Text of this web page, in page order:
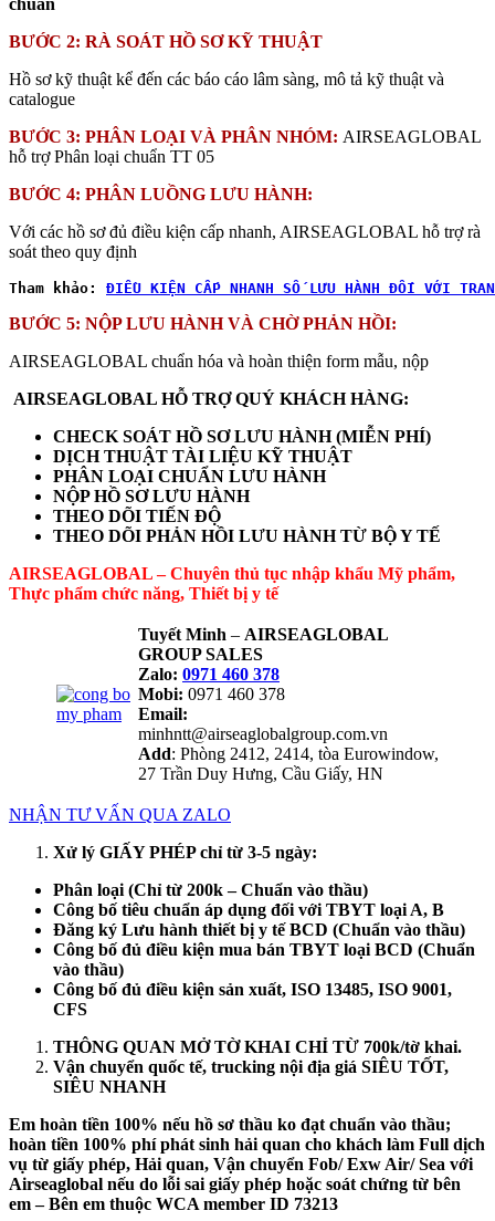
BƯỚC 2: RÀ SOÁT HỒ SƠ KỸ THUẬT
Hồ sơ kỹ thuật kể đến các báo cáo lâm sàng, mô tả kỹ thuật và
catalogue
BƯỚC 3: PHÂN LOẠI VÀ PHÂN NHÓM: AIRSEAGLOBAL
hỗ trợ Phân loại chuẩn TT 05
BƯỚC 4: PHÂN LUỒNG LƯU HÀNH:
Với các hồ sơ đủ điều kiện cấp nhanh, AIRSEAGLOBAL hỗ trợ rà
soát theo quy định
Tham khảo: ĐIỀU KIỆN CẤP NHANH SỐ LƯU HÀNH ĐỐI VỚI
BƯỚC 5: NỘP LƯU HÀNH VÀ CHỜ PHẢN HỒI:
AIRSEAGLOBAL chuẩn hóa và hoàn thiện form mẫu, nộp
AIRSEAGLOBAL HỖ TRỢ QUÝ KHÁCH HÀNG:
CHECK SOÁT HỒ SƠ LƯU HÀNH (MIỄN PHÍ)
DỊCH THUẬT TÀI LIỆU KỸ THUẬT
PHÂN LOẠI CHUẨN LƯU HÀNH
NỘP HỒ SƠ LƯU HÀNH
THEO DÕI TIẾN ĐỘ
THEO DÕI PHẢN HỒI LƯU HÀNH TỪ BỘ Y TẾ
AIRSEAGLOBAL – Chuyên thủ tục nhập khẩu Mỹ phẩm,
Thực phẩm chức năng, Thiết bị y tế
Tuyết Minh – AIRSEAGLOBAL
GROUP SALES
Zalo: 0971 460 378
Mobi: 0971 460 378
Email:
minhntt@airseaglobalgroup.com.vn
Add: Phòng 2412, 2414, tòa Eurowindow,
27 Trần Duy Hưng, Cầu Giấy, HN
NHẬN TƯ VẤN QUA ZALO
Xử lý GIẤY PHÉP chỉ từ 3-5 ngày:
Phân loại (Chỉ từ 200k – Chuẩn vào thầu)
Công bố tiêu chuẩn áp dụng đối với TBYT loại A, B
Đăng ký Lưu hành thiết bị y tế BCD (Chuẩn vào thầu)
Công bố đủ điều kiện mua bán TBYT loại BCD (Chuẩn
vào thầu)
Công bố đủ điều kiện sản xuất, ISO 13485, ISO 9001,
CFS
THÔNG QUAN MỞ TỜ KHAI CHỈ TỪ 700k/tờ khai.
Vận chuyển quốc tế, trucking nội địa giá SIÊU TỐT,
SIÊU NHANH
Em hoàn tiền 100% nếu hồ sơ thầu ko đạt chuẩn vào thầu;
hoàn tiền 100% phí phát sinh hải quan cho khách làm Full dịch
vụ từ giấy phép, Hải quan, Vận chuyển Fob/ Exw Air/ Sea với
Airseaglobal nếu do lỗi sai giấy phép hoặc soát chứng từ bên
em – Bên em thuộc WCA member ID 73213